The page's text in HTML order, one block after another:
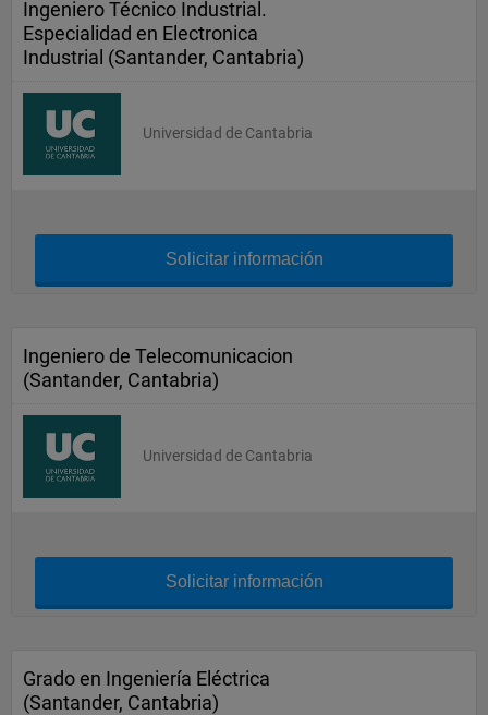
Ingeniero Técnico Industrial.
Especialidad en Electronica
Industrial (Santander, Cantabria)
Universidad de Cantabria
Solicitar información
Ingeniero de Telecomunicacion
(Santander, Cantabria)
Universidad de Cantabria
Solicitar información
Grado en Ingeniería Eléctrica
(Santander, Cantabria)